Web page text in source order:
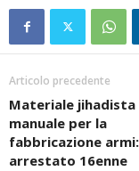
Articolo precedente
Materiale jihadista
manuale per la
fabbricazione armi:
arrestato 16enne